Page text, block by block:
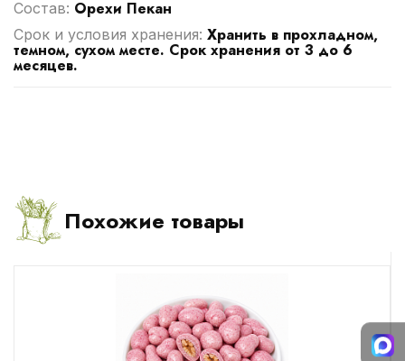
Cостав: Орехи Пекан
Срок и условия хранения: Хранить в прохладном,
темном, сухом месте. Срок хранения от 3 до 6
месяцев.
Похожие товары